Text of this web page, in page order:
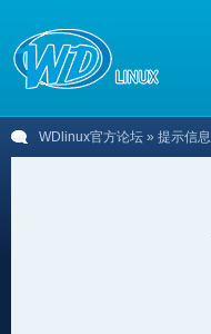
WDlinux官方论坛 » 提示信息